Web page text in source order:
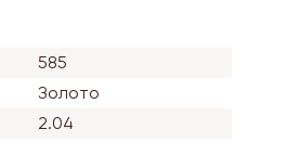
585
Золото
2.04